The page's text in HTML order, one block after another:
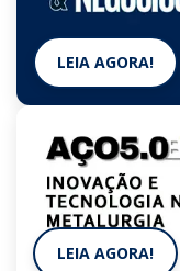
LEIA AGORA!
LEIA AGORA!